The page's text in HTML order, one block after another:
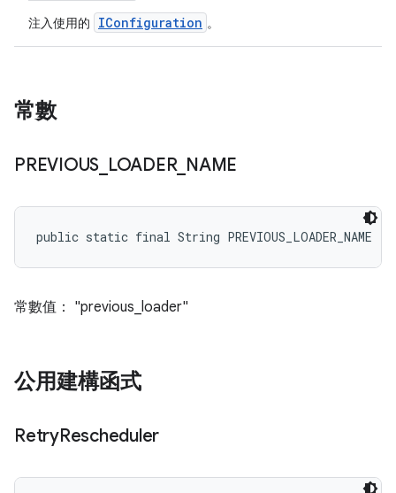
注入使用的 IConfiguration 。
常數
PREVIOUS LOADER_ NAME
public static final String PREVIOUS_LOADER_NAME
常數值： "previous_loader"
公用建構函式
RetryRescheduler